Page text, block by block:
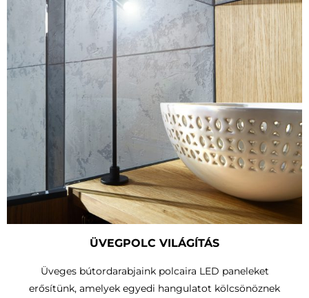
ÜVEGPOLC VILÁGÍTÁS
Üveges bútordarabjaink polcaira LED paneleket
erősítünk, amelyek egyedi hangulatot kölcsönöznek